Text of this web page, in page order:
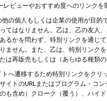
レビューやおすすめ度へのリンクを
の個人もしくは企業の使用が目
てはなりません。乙は、乙の友人
るかを問わず、特別リンクを通じ
ません。また、乙は、特別リンク
は再販売もしくは（あらゆる種類
へ遷移するため特別リンクをク
イトのURLまたはプログラム・コ
も含め）クローク（覆う）、ハイ